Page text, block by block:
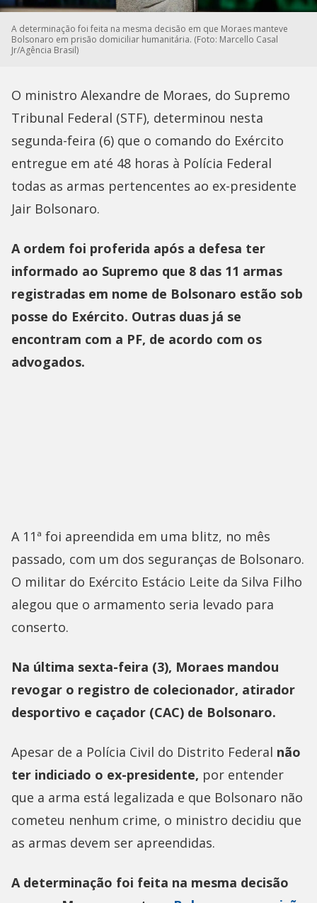
A determinação foi feita na mesma decisão em que Moraes manteve
Bolsonaro em prisão domiciliar humanitária. (Foto: Marcello Casal
Jr/Agência Brasil)
O ministro Alexandre de Moraes, do Supremo
Tribunal Federal (STF), determinou nesta
segunda-feira (6) que o comando do Exército
entregue em até 48 horas à Polícia Federal
todas as armas pertencentes ao ex-presidente
Jair Bolsonaro.
A ordem foi proferida após a defesa ter
informado ao Supremo que 8 das 11 armas
registradas em nome de Bolsonaro estão sob
posse do Exército. Outras duas já se
encontram com a PF, de acordo com os
advogados.
A 11ª foi apreendida em uma blitz, no mês
passado, com um dos seguranças de Bolsonaro.
O militar do Exército Estácio Leite da Silva Filho
alegou que o armamento seria levado para
conserto.
Na última sexta-feira (3), Moraes mandou
revogar o registro de colecionador, atirador
desportivo e caçador (CAC) de Bolsonaro.
Apesar de a Polícia Civil do Distrito Federal não
ter indiciado o ex-presidente, por entender
que a arma está legalizada e que Bolsonaro não
cometeu nenhum crime, o ministro decidiu que
as armas devem ser apreendidas.
A determinação foi feita na mesma decisão